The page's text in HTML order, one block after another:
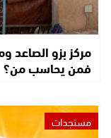
مركز بزو الصاعد
فمن يحاسب من؟
مستجدات